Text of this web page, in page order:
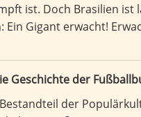
ist. Doch Brasilien ist
Gigant erwacht!
Geschichte der
der